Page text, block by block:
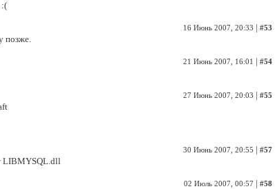
:(
16 Июнь 2007, 20:33 #53
позже.
21 Июнь 2007, 16:01 #54
27 Июнь 2007, 20:03 #55
30 Июнь 2007, 20:55 #57
LIBMYSQL.dll
02 Июль 2007, 00:57 #58